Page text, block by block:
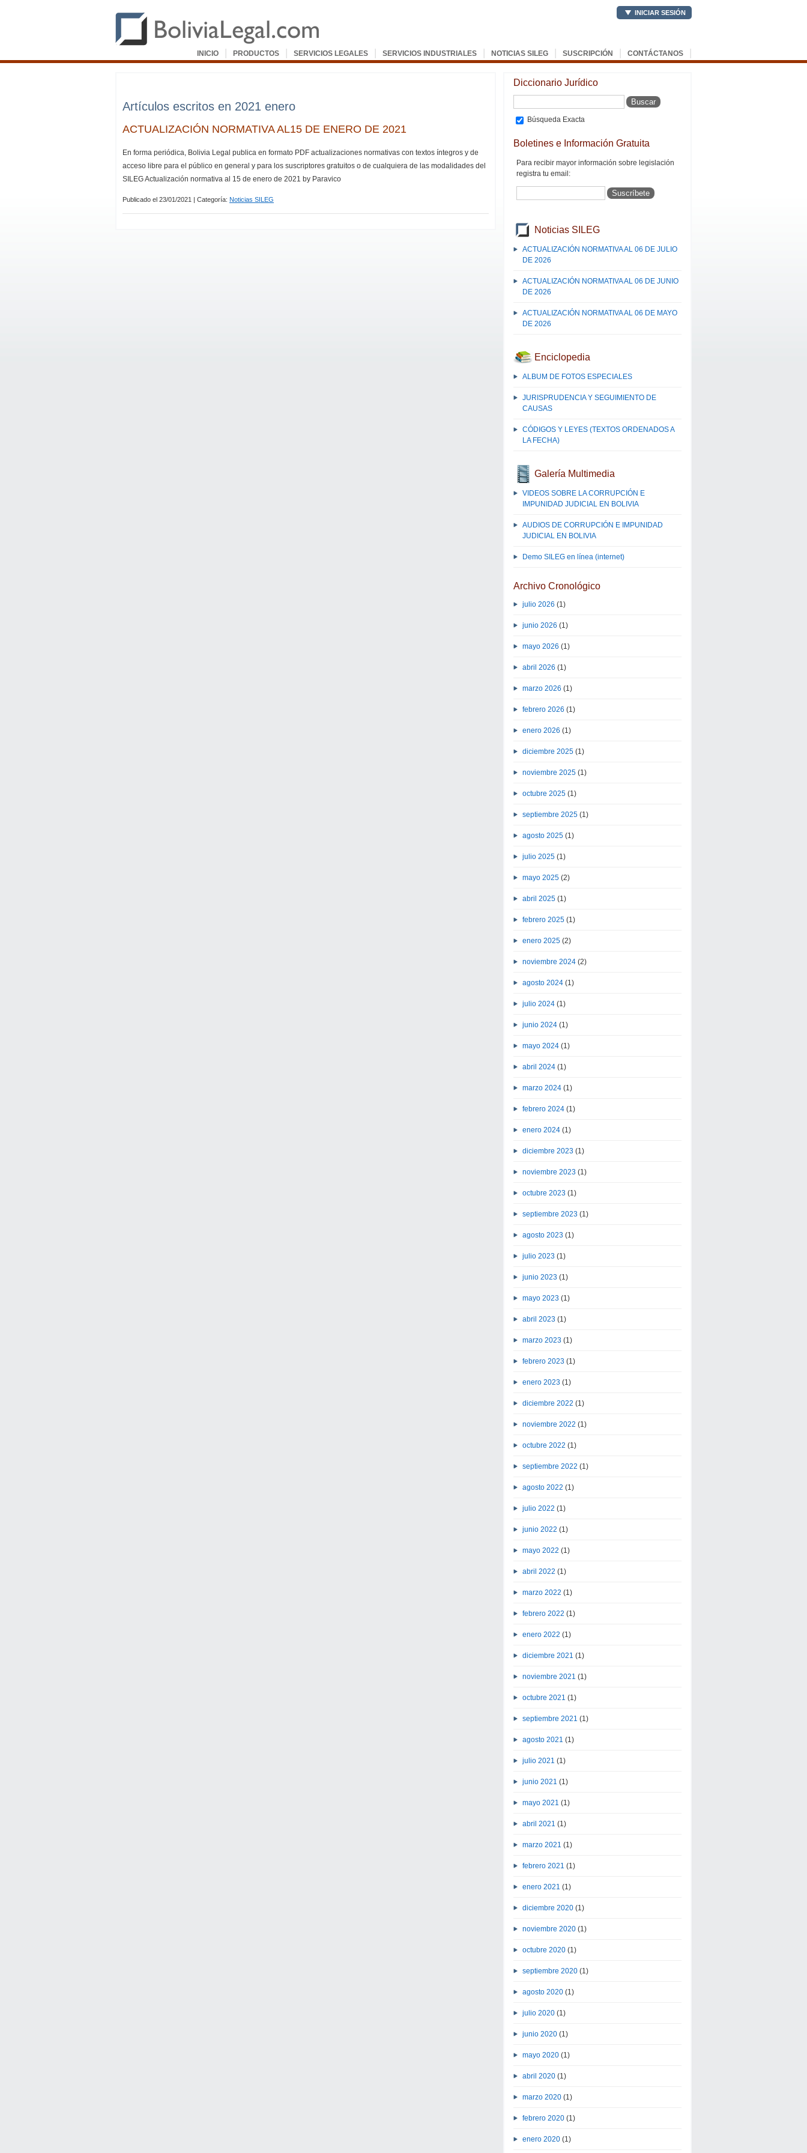
INICIO | PRODUCTOS | SERVICIOS LEGALES | SERVICIOS INDUSTRIALES | NOTICIAS SILEG | SUSCRIPCIÓN | CONTÁCTANOS |
INICIAR SESIÓN
Artículos escritos en 2021 enero
ACTUALIZACIÓN NORMATIVA AL15 DE ENERO DE 2021
En forma periódica, Bolivia Legal publica en formato PDF actualizaciones normativas con textos íntegros y de
acceso libre para el público en general y para los suscriptores gratuitos o de cualquiera de las modalidades del
SILEG Actualización normativa al 15 de enero de 2021 by Paravico
Publicado el 23/01/2021 | Categoría: Noticias SILEG
Diccionario Jurídico
Búsqueda Exacta
Boletines e Información Gratuita
Para recibir mayor información sobre legislación
registra tu email:
Noticias SILEG
ACTUALIZACIÓN NORMATIVA AL 06 DE JULIO
DE 2026
ACTUALIZACIÓN NORMATIVA AL 06 DE JUNIO
DE 2026
ACTUALIZACIÓN NORMATIVA AL 06 DE MAYO
DE 2026
Enciclopedia
ALBUM DE FOTOS ESPECIALES
JURISPRUDENCIA Y SEGUIMIENTO DE
CAUSAS
CÓDIGOS Y LEYES (TEXTOS ORDENADOS A
LA FECHA)
Galería Multimedia
VIDEOS SOBRE LA CORRUPCIÓN E
IMPUNIDAD JUDICIAL EN BOLIVIA
AUDIOS DE CORRUPCIÓN E IMPUNIDAD
JUDICIAL EN BOLIVIA
Demo SILEG en línea (internet)
Archivo Cronológico
julio 2026 (1)
junio 2026 (1)
mayo 2026 (1)
abril 2026 (1)
marzo 2026 (1)
febrero 2026 (1)
enero 2026 (1)
diciembre 2025 (1)
noviembre 2025 (1)
octubre 2025 (1)
septiembre 2025 (1)
agosto 2025 (1)
julio 2025 (1)
mayo 2025 (2)
abril 2025 (1)
febrero 2025 (1)
enero 2025 (2)
noviembre 2024 (2)
agosto 2024 (1)
julio 2024 (1)
junio 2024 (1)
mayo 2024 (1)
abril 2024 (1)
marzo 2024 (1)
febrero 2024 (1)
enero 2024 (1)
diciembre 2023 (1)
noviembre 2023 (1)
octubre 2023 (1)
septiembre 2023 (1)
agosto 2023 (1)
julio 2023 (1)
junio 2023 (1)
mayo 2023 (1)
abril 2023 (1)
marzo 2023 (1)
febrero 2023 (1)
enero 2023 (1)
diciembre 2022 (1)
noviembre 2022 (1)
octubre 2022 (1)
septiembre 2022 (1)
agosto 2022 (1)
julio 2022 (1)
junio 2022 (1)
mayo 2022 (1)
abril 2022 (1)
marzo 2022 (1)
febrero 2022 (1)
enero 2022 (1)
diciembre 2021 (1)
noviembre 2021 (1)
octubre 2021 (1)
septiembre 2021 (1)
agosto 2021 (1)
julio 2021 (1)
junio 2021 (1)
mayo 2021 (1)
abril 2021 (1)
marzo 2021 (1)
febrero 2021 (1)
enero 2021 (1)
diciembre 2020 (1)
noviembre 2020 (1)
octubre 2020 (1)
septiembre 2020 (1)
agosto 2020 (1)
julio 2020 (1)
junio 2020 (1)
mayo 2020 (1)
abril 2020 (1)
marzo 2020 (1)
febrero 2020 (1)
enero 2020 (1)